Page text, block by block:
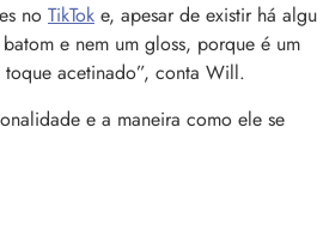
no TikTok e, apesar de existir há
e nem um gloss, porque é um
toque acetinado”, conta Will.
e a maneira como ele se
tecnologia de luxo e cuidado profundo
revitalizar os fios em um ritual completo